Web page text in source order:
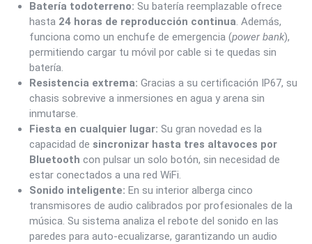
Batería todoterreno: Su batería reemplazable ofrece
hasta 24 horas de reproducción continua. Además,
funciona como un enchufe de emergencia (power bank),
permitiendo cargar tu móvil por cable si te quedas sin
batería.
Resistencia extrema: Gracias a su certificación IP67, su
chasis sobrevive a inmersiones en agua y arena sin
inmutarse.
Fiesta en cualquier lugar: Su gran novedad es la
capacidad de sincronizar hasta tres altavoces por
Bluetooth con pulsar un solo botón, sin necesidad de
estar conectados a una red WiFi.
Sonido inteligente: En su interior alberga cinco
transmisores de audio calibrados por profesionales de la
música. Su sistema analiza el rebote del sonido en las
paredes para auto-ecualizarse, garantizando un audio